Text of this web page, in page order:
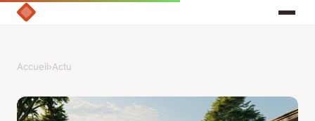
Accueil›Actu